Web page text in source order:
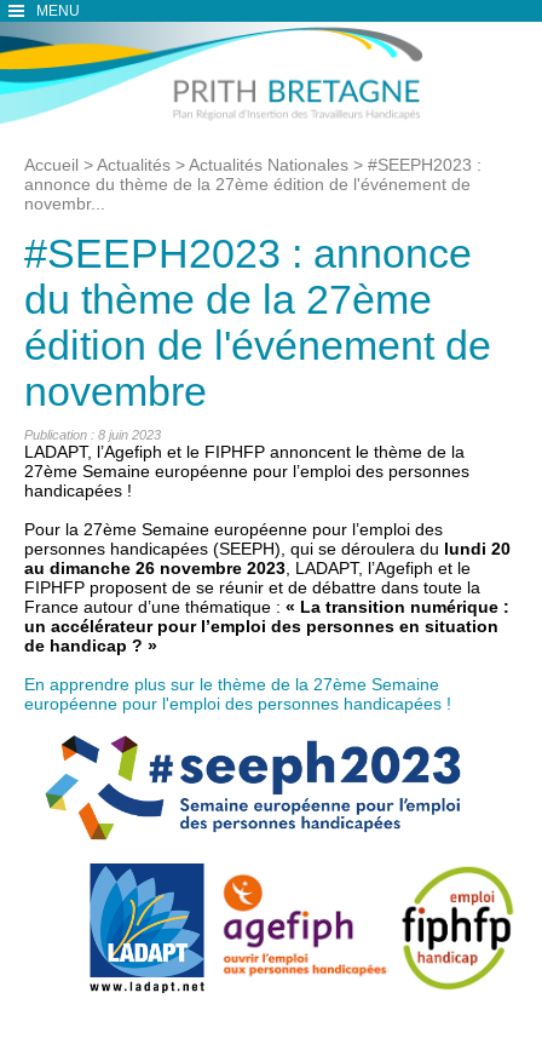
MENU
Accueil >Actualités >Actualités Nationales > #SEEPH2023 :
annonce du thème de la 27ème édition de l'événement de
novembr...
#SEEPH2023 : annonce
du thème de la 27ème
édition de l'événement de
novembre
Publication : 8 juin 2023
LADAPT, l’Agefiph et le FIPHFP annoncent le thème de la
27ème Semaine européenne pour l’emploi des personnes
handicapées !
Pour la 27ème Semaine européenne pour l’emploi des
personnes handicapées (SEEPH), qui se déroulera du lundi 20
au dimanche 26 novembre 2023 , LADAPT, l’Agefiph et le
FIPHFP proposent de se réunir et de débattre dans toute la
France autour d’une thématique : « La transition numérique :
un accélérateur pour l’emploi des personnes en situation
de handicap ? »
En apprendre plus sur le thème de la 27ème Semaine
européenne pour l'emploi des personnes handicapées !